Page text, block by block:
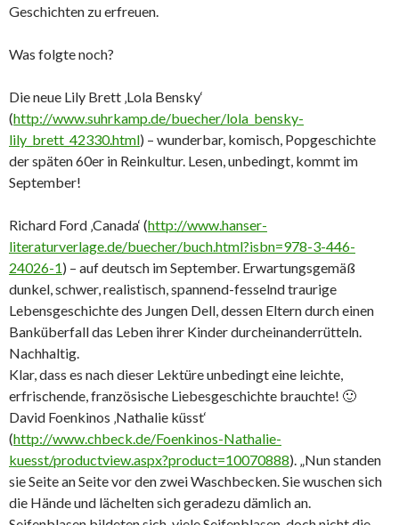
Geschichten zu erfreuen.
Was folgte noch?
Die neue Lily Brett ‚Lola Bensky‘
(http://www.suhrkamp.de/buecher/lola_bensky-
lily_brett_42330.html) – wunderbar, komisch, Popgeschichte
der späten 60er in Reinkultur. Lesen, unbedingt, kommt im
September!
Richard Ford ‚Canada‘ (http://www.hanser-
literaturverlage.de/buecher/buch.html?isbn=978-3-446-
24026-1) – auf deutsch im September. Erwartungsgemäß
dunkel, schwer, realistisch, spannend-fesselnd traurige
Lebensgeschichte des Jungen Dell, dessen Eltern durch einen
Banküberfall das Leben ihrer Kinder durcheinanderrütteln.
Nachhaltig.
Klar, dass es nach dieser Lektüre unbedingt eine leichte,
erfrischende, französische Liebesgeschichte brauchte! 🙂
David Foenkinos ‚Nathalie küsst‘
(http://www.chbeck.de/Foenkinos-Nathalie-
kuesst/productview.aspx?product=10070888). „Nun standen
sie Seite an Seite vor den zwei Waschbecken. Sie wuschen sich
die Hände und lächelten sich geradezu dämlich an.